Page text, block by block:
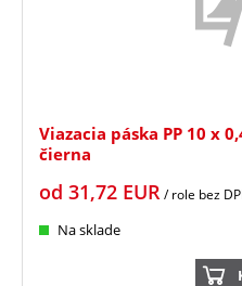
Viazacia páska PP 10 x
čierna
od 31,72 EUR/ role bez
Na sklade